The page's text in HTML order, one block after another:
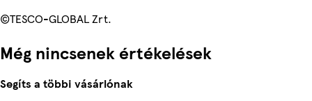
©TESCO-GLOBAL Zrt.
Még nincsenek értékelések
Segíts a többi vásárlónak